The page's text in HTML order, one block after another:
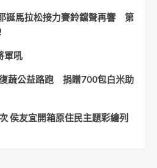
誕馬拉松接力賽鈴鐺聲再響 第
軍吼
蔬公益路跑 捐贈700包白米助
侯友宜開箱原住民主題彩繪列